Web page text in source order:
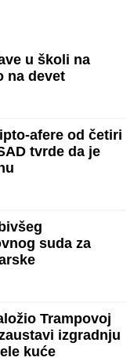
u školi na
na devet
afere od četiri
tvrde da je
suda za
Trampovoj
izgradnju
kuće